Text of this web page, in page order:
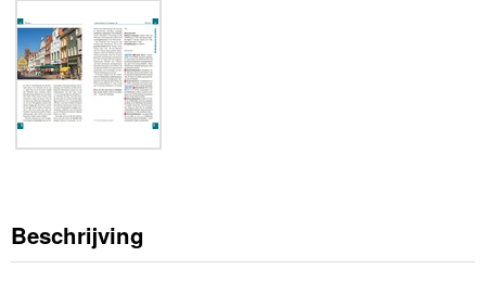
Beschrijving